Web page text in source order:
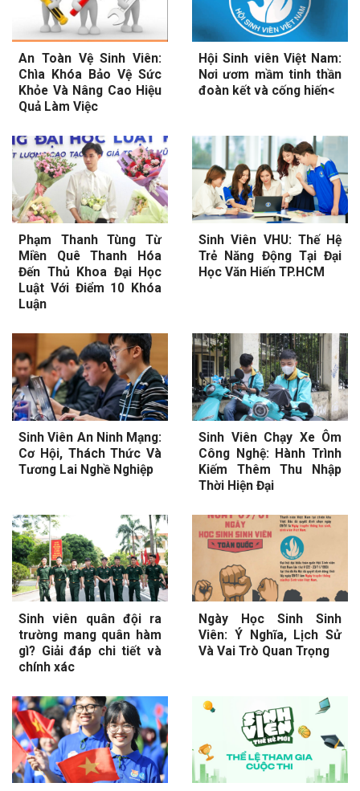
An Toàn Vệ Sinh Viên:
Chìa Khóa Bảo Vệ Sức
Khỏe Và Nâng Cao Hiệu
Quả Làm Việc
Hội Sinh viên Việt Nam:
Nơi ươm mầm tinh thần
đoàn kết và cống hiến<
Phạm Thanh Tùng Từ
Miền Quê Thanh Hóa
Đến Thủ Khoa Đại Học
Luật Với Điểm 10 Khóa
Luận
Sinh Viên VHU: Thế Hệ
Trẻ Năng Động Tại Đại
Học Văn Hiến TP.HCM
Sinh Viên An Ninh Mạng:
Cơ Hội, Thách Thức Và
Tương Lai Nghề Nghiệp
Sinh Viên Chạy Xe Ôm
Công Nghệ: Hành Trình
Kiếm Thêm Thu Nhập
Thời Hiện Đại
Sinh viên quân đội ra
trường mang quân hàm
gì? Giải đáp chi tiết và
chính xác
Ngày Học Sinh Sinh
Viên: Ý Nghĩa, Lịch Sử
Và Vai Trò Quan Trọng